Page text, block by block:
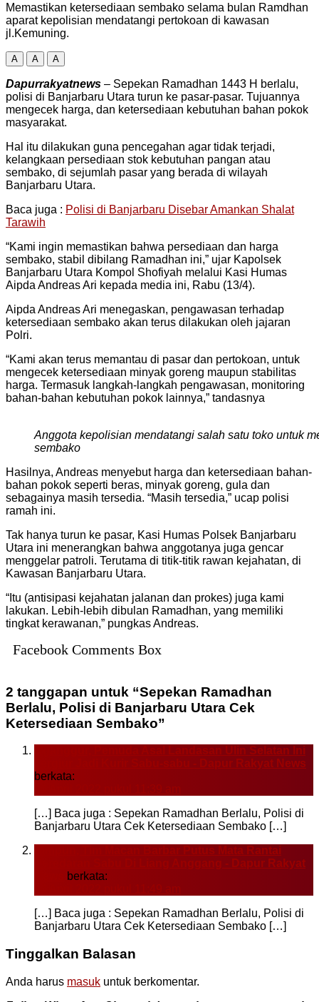
Memastikan ketersediaan sembako selama bulan Ramdhan
aparat kepolisian mendatangi pertokoan di kawasan
jl.Kemuning.
A A A
Dapurrakyatnews – Sepekan Ramadhan 1443 H berlalu,
polisi di Banjarbaru Utara turun ke pasar-pasar. Tujuannya
mengecek harga, dan ketersediaan kebutuhan bahan pokok
masyarakat.
Hal itu dilakukan guna pencegahan agar tidak terjadi,
kelangkaan persediaan stok kebutuhan pangan atau
sembako, di sejumlah pasar yang berada di wilayah
Banjarbaru Utara.
Baca juga : Polisi di Banjarbaru Disebar Amankan Shalat
Tarawih
“Kami ingin memastikan bahwa persediaan dan harga
sembako, stabil dibilang Ramadhan ini,” ujar Kapolsek
Banjarbaru Utara Kompol Shofiyah melalui Kasi Humas
Aipda Andreas Ari kepada media ini, Rabu (13/4).
Aipda Andreas Ari menegaskan, pengawasan terhadap
ketersediaan sembako akan terus dilakukan oleh jajaran
Polri.
“Kami akan terus memantau di pasar dan pertokoan, untuk
mengecek ketersediaan minyak goreng maupun stabilitas
harga. Termasuk langkah-langkah pengawasan, monitoring
bahan-bahan kebutuhan pokok lainnya,” tandasnya
Anggota kepolisian mendatangi salah satu toko untuk
sembako
Hasilnya, Andreas menyebut harga dan ketersediaan bahan-
bahan pokok seperti beras, minyak goreng, gula dan
sebagainya masih tersedia. “Masih tersedia,” ucap polisi
ramah ini.
Tak hanya turun ke pasar, Kasi Humas Polsek Banjarbaru
Utara ini menerangkan bahwa anggotanya juga gencar
menggelar patroli. Terutama di titik-titik rawan kejahatan, di
Kawasan Banjarbaru Utara.
“Itu (antisipasi kejahatan jalanan dan prokes) juga kami
lakukan. Lebih-lebih dibulan Ramadhan, yang memiliki
tingkat kerawanan,” pungkas Andreas.
Facebook Comments Box
2 tanggapan untuk “Sepekan Ramadhan
Berlalu, Polisi di Banjarbaru Utara Cek
Ketersediaan Sembako”
Nganggur, Pemuda Asal Landasan Ulin Selatan Ini
Tergiur Jadi Kurir Sabu-sabu - Dapur Rakyat News
berkata:
[…] Baca juga : Sepekan Ramadhan Berlalu, Polisi di
Banjarbaru Utara Cek Ketersediaan Sembako […]
Simpun, Tim Macan Barbar Putus Mata Rantai
Peredaran Sabu Di Liang Anggang - Dapur Rakyat
berkata:
[…] Baca juga : Sepekan Ramadhan Berlalu, Polisi di
Banjarbaru Utara Cek Ketersediaan Sembako […]
Tinggalkan Balasan
Anda harus masuk untuk berkomentar.